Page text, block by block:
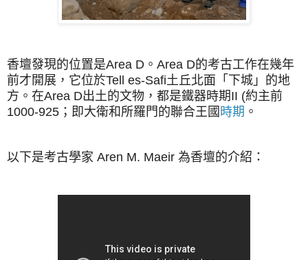
香壇發現的位置是Area D。Area D的考古工作在幾年
前才開展，它位於Tell es-Safi土丘北面「下城」的地
方。在Area D出土的文物，都是鐵器時期II (約主前
1000-925；即大衛和所羅門的聯合王國 時期 。
以下是考古學家 Aren M. Maeir 為香壇的介紹：